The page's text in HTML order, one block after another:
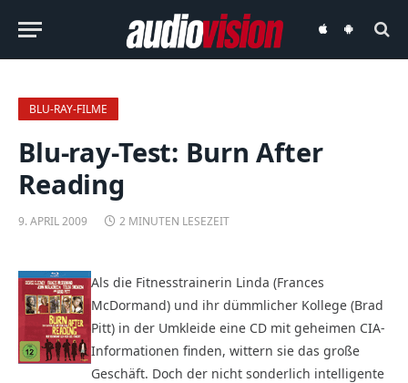
audiovisionaudiovision
BLU-RAY-FILME
Blu-ray-Test: Burn After
Reading
9. APRIL 2009 2 MINUTEN LESEZEIT
Als die Fitnesstrainerin Linda (Frances
McDormand) und ihr dümmlicher Kollege (Brad
Pitt) in der Umkleide eine CD mit geheimen CIA-
Informationen finden, wittern sie das große
Geschäft. Doch der nicht sonderlich intelligente